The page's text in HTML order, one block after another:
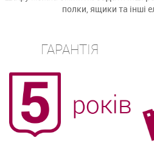
полки, ящики та інші
ГАРАНТІЯ